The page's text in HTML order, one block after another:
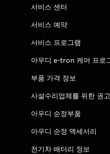
서비스 센터
서비스 예약
서비스 프로그램
아우디 e-tron 케어 프로
부품 가격 정보
사설수리업체를 위한 권
아우디 순정부품
아우디 순정 액세서리
전기차 배터리 정보